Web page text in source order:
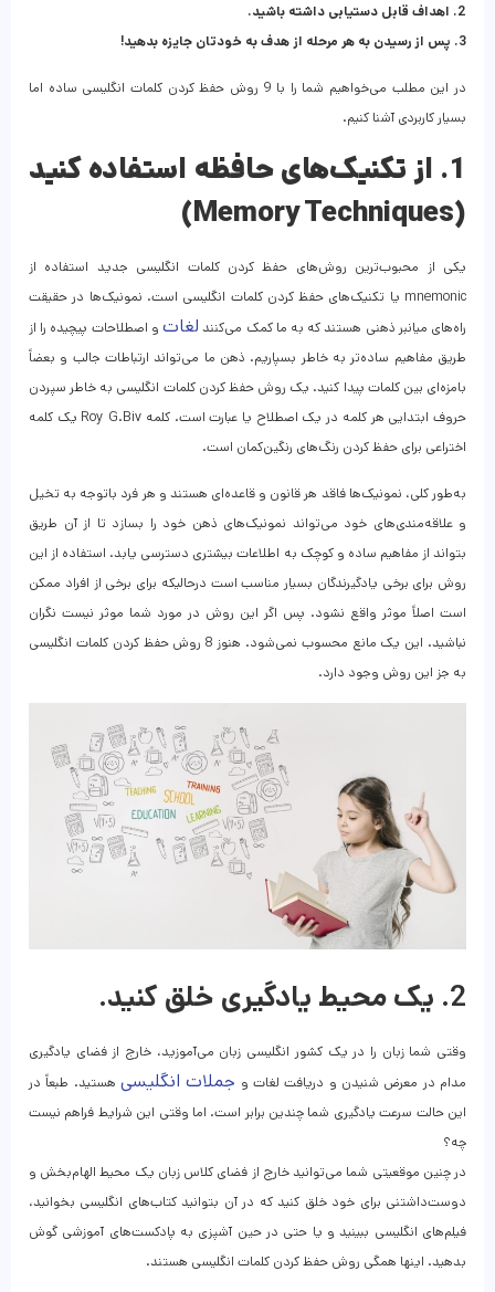
2. اهداف قابل دستیابی داشته باشید.
3. پس از رسیدن به هر مرحله از هدف به خودتان جایزه بدهید!
در این مطلب می‌خواهیم شما را با 9 روش حفظ کردن کلمات انگلیسی ساده اما
بسیار کاربردی آشنا کنیم.
1. از تکنیک‌های حافظه استفاده کنید
(Memory Techniques)
یکی از محبوب‌ترین روش‌‌های حفظ کردن کلمات انگلیسی جدید استفاده از
mnemonic یا تکنیک‌های حفظ کردن کلمات انگلیسی است. نمونیک‌ها در حقیقت
راه‌های میانبر ذهنی هستند که به ما کمک می‌کنند لغاتو اصطلاحات پیچیده را از
طریق مفاهیم ساده‌تر به خاطر بسپاریم. ذهن ما می‌تواند ارتباطات جالب و بعضاً
بامزه‌ای بین کلمات پیدا کنید. یک روش حفظ کردن کلمات انگلیسی به خاطر سپردن
حروف ابتدایی هر کلمه در یک اصطلاح یا عبارت است. کلمه Roy G.Biv یک کلمه
اختراعی برای حفظ کردن رنگ‌های رنگین‌کمان است.
به‌طور کلی، نمونیک‌ها فاقد هر قانون و قاعده‌ای هستند و هر فرد باتوجه به تخیل
و علاقه‌مندی‌های خود می‌تواند نمونیک‌های ذهن خود را بسازد تا از آن طریق
بتواند از مفاهیم ساده و کوچک به اطلاعات بیشتری دسترسی یابد. استفاده از این
روش برای برخی یادگیرندگان بسیار مناسب است درحالیکه برای برخی از افراد ممکن
است اصلاً موثر واقع نشود. پس اگر این روش در مورد شما موثر نیست نگران
نباشید. این یک مانع محسوب نمی‌شود. هنوز 8 روش حفظ کردن کلمات انگلیسی
به جز این روش وجود دارد.
2. یک محیط یادگیری خلق کنید.
وقتی شما زبان را در یک کشور انگلیسی زبان می‌آموزید، خارج از فضای یادگیری
مدام در معرض شنیدن و دریافت لغات و جملات انگلیسی هستید. طبعاً در
این حالت سرعت یادگیری شما چندین برابر است. اما وقتی این شرایط فراهم نیست
چه؟
در چنین موقعیتی شما می‌توانید خارج از فضای کلاس زبان یک محیط الهام‌بخش و
دوست‌داشتنی برای خود خلق کنید که در آن بتوانید کتاب‌های انگلیسی بخوانید،
فیلم‌های انگلیسی ببینید و یا حتی در حین آشپزی به پادکست‌های آموزشی گوش
بدهید. اینها همگی روش حفظ کردن کلمات انگلیسی هستند.